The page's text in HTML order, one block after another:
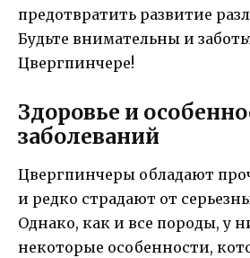
предотвратить развитие
Будьте внимательны и
Цвергпинчере!
Здоровье и
заболеваний
Цвергпинчеры обладают
и редко страдают от
Однако, как и все породы, у
некоторые особенности,